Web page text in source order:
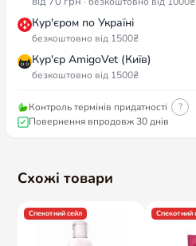
Кур'єром по Україні
безкоштовно від 1500₴
Кур'єр AmigoVet (Київ)
безкоштовно від 1500₴
Контроль термінів придатності ?
Повернення впродовж 30 днів
Схожі товари